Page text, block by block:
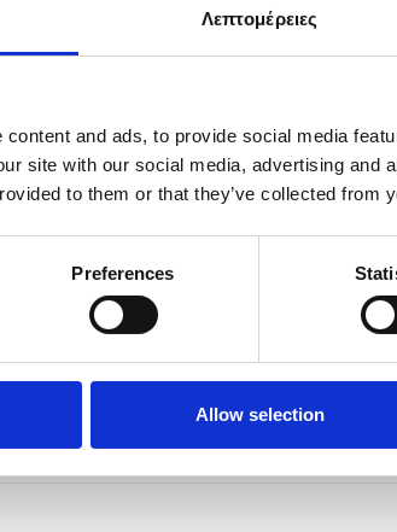
Λεπτομέρειες
and ads, to provide social media
site with our social media, advertising and
to them or that they’ve collected from
Preferences
Allow selection
(11)